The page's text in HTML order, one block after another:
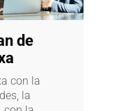
de
con la
la